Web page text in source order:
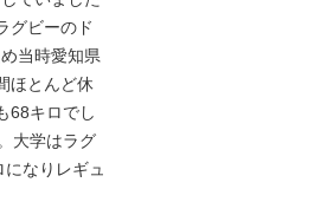
グビーのド
当時愛知県
ほとんど休
68キロでし
大学はラグ
なりレギュ